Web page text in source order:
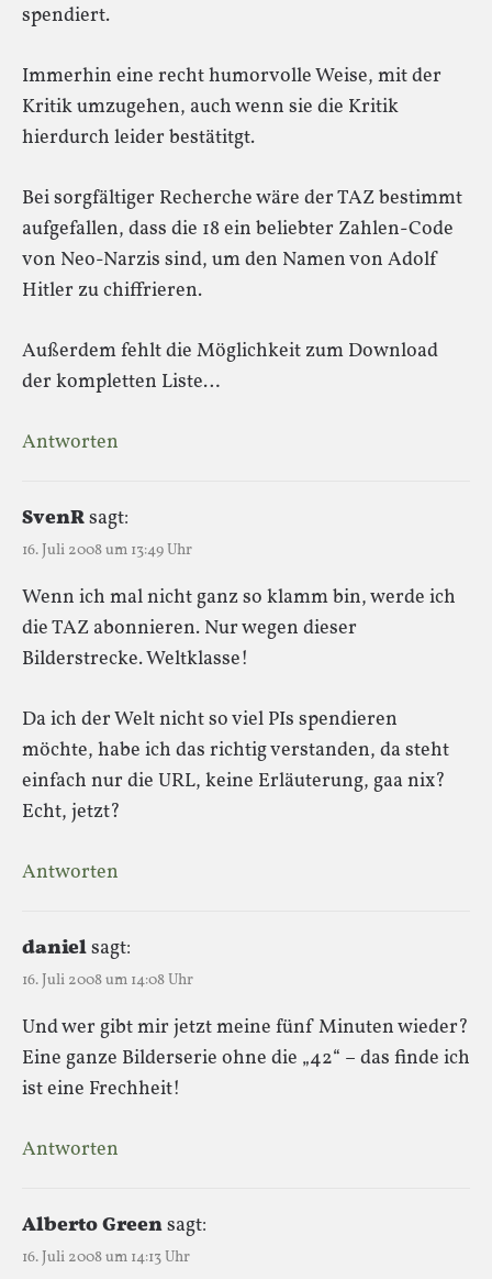
spendiert.
Immerhin eine recht humorvolle Weise, mit der
Kritik umzugehen, auch wenn sie die Kritik
hierdurch leider bestätitgt.
Bei sorgfältiger Recherche wäre der TAZ bestimmt
aufgefallen, dass die 18 ein beliebter Zahlen-Code
von Neo-Narzis sind, um den Namen von Adolf
Hitler zu chiffrieren.
Außerdem fehlt die Möglichkeit zum Download
der kompletten Liste…
Antworten
SvenRsagt:
16. Juli 2008 um 13:49 Uhr
Wenn ich mal nicht ganz so klamm bin, werde ich
die TAZ abonnieren. Nur wegen dieser
Bilderstrecke. Weltklasse!
Da ich der Welt nicht so viel PIs spendieren
möchte, habe ich das richtig verstanden, da steht
einfach nur die URL, keine Erläuterung, gaa nix?
Echt, jetzt?
Antworten
danielsagt:
16. Juli 2008 um 14:08 Uhr
Und wer gibt mir jetzt meine fünf Minuten wieder?
Eine ganze Bilderserie ohne die „42“ – das finde ich
ist eine Frechheit!
Antworten
Alberto Greensagt:
16. Juli 2008 um 14:13 Uhr